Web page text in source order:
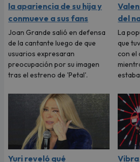
la apariencia de su hija y
conmueve a sus fans
Joan Grande salió en defensa
de la cantante luego de que
usuarios expresaran
preocupación por su imagen
tras el estreno de 'Petal'.
del
La
que
con el
Yuri reveló qué